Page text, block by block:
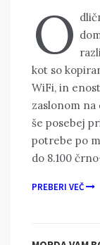
O
kot so
WiFi, in
zaslonom na
še posebej
potrebe po
do 8.100
PREBERI VEČ